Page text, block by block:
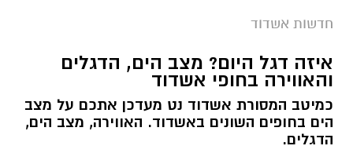
חדשות אשדוד
איזה דגל היום? מצב הים, הדגלים
והאווירה בחופי אשדוד
כמיטב המסורת אשדוד נט מעדכן אתכם על מצב
הים בחופים השונים באשדוד. האווירה, מצב הים,
הדגלים.